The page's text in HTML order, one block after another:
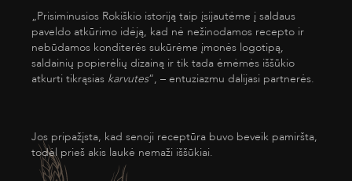
„Prisiminusios Rokiškio istoriją taip įsijautėme į saldaus
paveldo atkūrimo idėją, kad nė nežinodamos recepto ir
nebūdamos konditerės sukūrėme įmonės logotipą,
saldainių popierėlių dizainą ir tik tada ėmėmės iššūkio
atkurti tikrąsias karvutes“, – entuziazmu dalijasi partnerės.
Jos pripažįsta, kad senoji receptūra buvo beveik pamiršta,
todėl prieš akis laukė nemaži iššūkiai.